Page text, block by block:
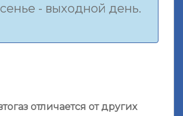
- выходной день.
отличается от других